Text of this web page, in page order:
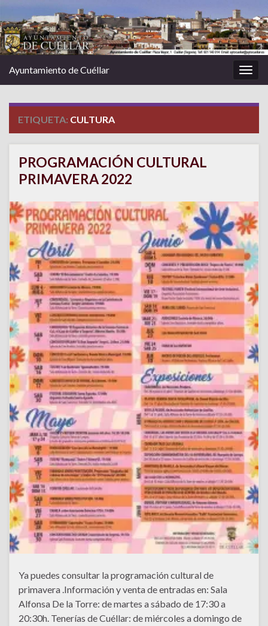
la
Ayuntamiento de Cuéllar
ETIQUETA: CULTURA
PROGRAMACIÓN CULTURAL
PRIMAVERA 2022
Ya puedes consultar la programación cultural de
primavera .Información y venta de entradas en: Sala
Alfonsa De la Torre: de martes a sábado de 17:30 a
20:30h. Tenerías de Cuéllar: de miércoles a domingo de